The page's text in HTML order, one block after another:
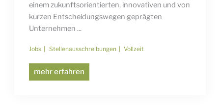
einem zukunftsorientierten, innovativen und von
kurzen Entscheidungswegen geprägten
Unternehmen ...
Jobs Stellenausschreibungen Vollzeit
mehr erfahren